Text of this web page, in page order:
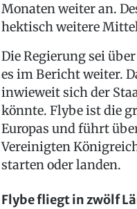
Monaten weiter an.
hektisch weitere
Die Regierung sei
es im Bericht weiter.
inwieweit sich der
könnte. Flybe ist die
Europas und führt
Vereinigten
starten oder landen.
Flybe fliegt in zwölf